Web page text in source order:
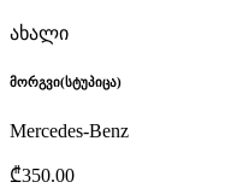
ახალი
მორგვი(სტუპიცა)
Mercedes-Benz
₾350.00